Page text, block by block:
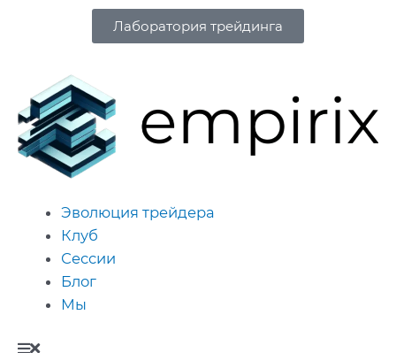
Лаборатория трейдинга
Эволюция трейдера
Клуб
Сессии
Блог
Мы